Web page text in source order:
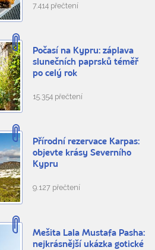
7.414 přečtení
Počasí na Kypru: záplava
slunečních paprsků téměř
po celý rok
15.354 přečtení
Přírodní rezervace Karpas:
objevte krásy Severního
Kypru
9.127 přečtení
Mešita Lala Mustafa Pasha:
nejkrásnější ukázka gotické